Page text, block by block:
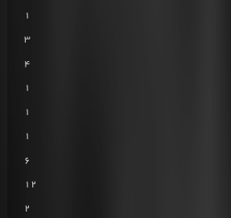
1
3
4
1
1
1
6
12
2